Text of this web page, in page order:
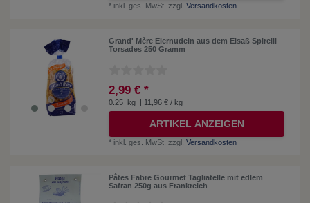
* inkl. ges. MwSt. zzgl.Versandkosten
Grand' Mère Eiernudeln aus dem Elsaß Spirelli
Torsades 250 Gramm
2,99 € *
0.25 kg | 11,96 € / kg
ARTIKEL ANZEIGEN
* inkl. ges. MwSt. zzgl.Versandkosten
Pâtes Fabre Gourmet Tagliatelle mit edlem
Safran 250g aus Frankreich